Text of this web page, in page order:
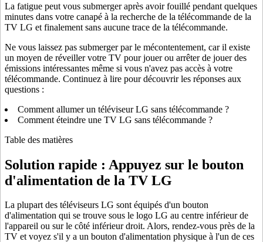
La fatigue peut vous submerger après avoir fouillé pendant quelques
minutes dans votre canapé à la recherche de la télécommande de la
TV LG et finalement sans aucune trace de la télécommande.
Ne vous laissez pas submerger par le mécontentement, car il existe
un moyen de réveiller votre TV pour jouer ou arrêter de jouer des
émissions intéressantes même si vous n'avez pas accès à votre
télécommande. Continuez à lire pour découvrir les réponses aux
questions :
Comment allumer un téléviseur LG sans télécommande ?
Comment éteindre une TV LG sans télécommande ?
Table des matières
Solution rapide : Appuyez sur le bouton
d'alimentation de la TV LG
La plupart des téléviseurs LG sont équipés d'un bouton
d'alimentation qui se trouve sous le logo LG au centre inférieur de
l'appareil ou sur le côté inférieur droit. Alors, rendez-vous près de la
TV et voyez s'il y a un bouton d'alimentation physique à l'un de ces